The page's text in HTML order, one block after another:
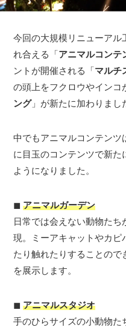
今回の大規模リニューアル
れ合える「アニマルコンテ
ントが開催される「マルチ
の頭上をフクロウやインコ
ング」が新たに加わりまし
中でもアニマルコンテン
に目玉のコンテンツで新た
ようになりました。
◼︎アニマルガーデン
日常では会えない動物た
現。ミーアキャットやカピ
たり触れたりすることので
を展示します。
◼︎アニマルスタジオ
手のひらサイズの小動物た